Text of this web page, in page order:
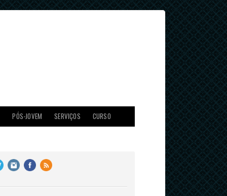
PÓS-JOVEM SERVIÇOS CURSO